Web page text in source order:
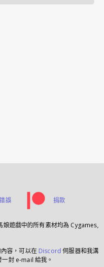
誤 捐款
遊戲中的所有素材均為 Cygames,
容，可以在 Discord 伺服器和我溝
封 e-mail 給我。